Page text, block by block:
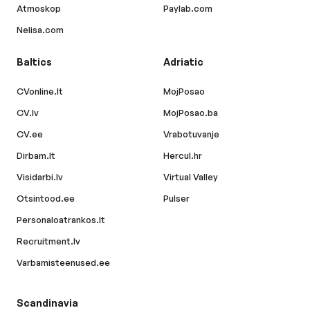
Atmoskop
Nelisa.com
Paylab.com
Baltics
CVonline.lt
CV.lv
CV.ee
Dirbam.lt
Visidarbi.lv
Otsintood.ee
Personaloatrankos.lt
Recruitment.lv
Varbamisteenused.ee
Adriatic
MojPosao
MojPosao.ba
Vrabotuvanje
Hercul.hr
Virtual Valley
Pulser
Scandinavia